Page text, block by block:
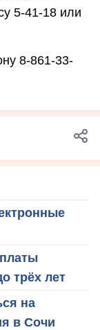
5-41-18 или
8-861-33-
трёх лет
на
в Сочи